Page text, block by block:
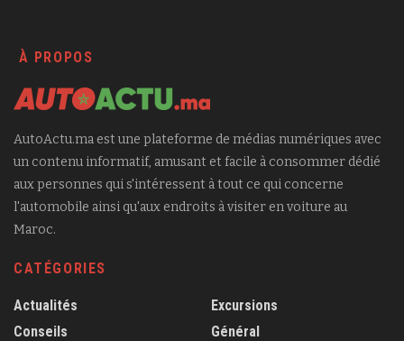
À PROPOS
AutoActu.ma est une plateforme de médias numériques avec
un contenu informatif, amusant et facile à consommer dédié
aux personnes qui s'intéressent à tout ce qui concerne
l'automobile ainsi qu'aux endroits à visiter en voiture au
Maroc.
CATÉGORIES
Actualités
Conseils
Excursions
Général